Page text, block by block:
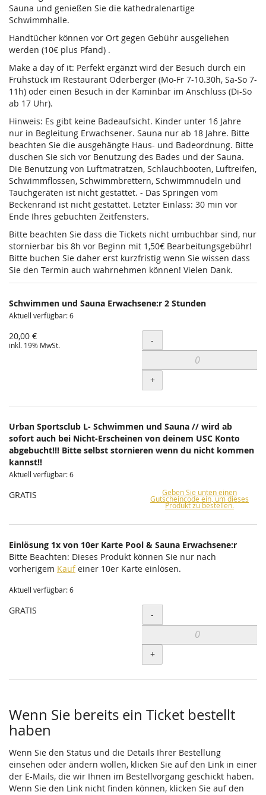
Sauna und genießen Sie die kathedralenartige
Schwimmhalle.
Handtücher können vor Ort gegen Gebühr ausgeliehen
werden (10€ plus Pfand) .
Make a day of it: Perfekt ergänzt wird der Besuch durch ein
Frühstück im Restaurant Oderberger (Mo-Fr 7-10.30h, Sa-So 7-
11h) oder einen Besuch in der Kaminbar im Anschluss (Di-So
ab 17 Uhr).
Hinweis: Es gibt keine Badeaufsicht. Kinder unter 16 Jahre
nur in Begleitung Erwachsener. Sauna nur ab 18 Jahre. Bitte
beachten Sie die ausgehängte Haus- und Badeordnung. Bitte
duschen Sie sich vor Benutzung des Bades und der Sauna.
Die Benutzung von Luftmatratzen, Schlauchbooten, Luftreifen,
Schwimmflossen, Schwimmbrettern, Schwimmnudeln und
Tauchgeräten ist nicht gestattet. - Das Springen vom
Beckenrand ist nicht gestattet. Letzter Einlass: 30 min vor
Ende Ihres gebuchten Zeitfensters.
Bitte beachten Sie dass die Tickets nicht umbuchbar sind, nur
stornierbar bis 8h vor Beginn mit 1,50€ Bearbeitungsgebühr!
Bitte buchen Sie daher erst kurzfristig wenn Sie wissen dass
Sie den Termin auch wahrnehmen können! Vielen Dank.
Schwimmen und Sauna Erwachsene:r 2 Stunden
Aktuell verfügbar: 6
20,00 €
inkl. 19% MwSt. Menge
-
+
Urban Sportsclub L- Schwimmen und Sauna // wird ab
sofort auch bei Nicht-Erscheinen von deinem USC Konto
abgebucht!!! Bitte selbst stornieren wenn du nicht kommen
kannst!!
Aktuell verfügbar: 6
GRATIS Geben Sie unten einen
Gutscheincode ein, um dieses
Produkt zu bestellen.
Einlösung 1x von 10er Karte Pool & Sauna Erwachsene:r
Bitte Beachten: Dieses Produkt können Sie nur nach
vorherigem Kaufeiner 10er Karte einlösen.
Aktuell verfügbar: 6
GRATIS Menge
-
+
Wenn Sie bereits ein Ticket bestellt
haben
Wenn Sie den Status und die Details Ihrer Bestellung
einsehen oder ändern wollen, klicken Sie auf den Link in einer
der E-Mails, die wir Ihnen im Bestellvorgang geschickt haben.
Wenn Sie den Link nicht finden können, klicken Sie auf den